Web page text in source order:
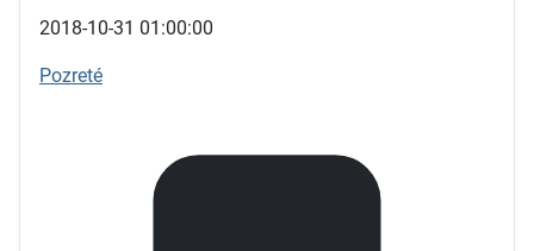
2018-10-31 01:00:00
Pozreté